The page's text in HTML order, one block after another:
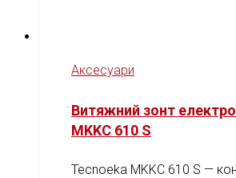
Аксесуари
Витяжний зонт
MKKC 610 S
Tecnoeka MKKC 610 S —